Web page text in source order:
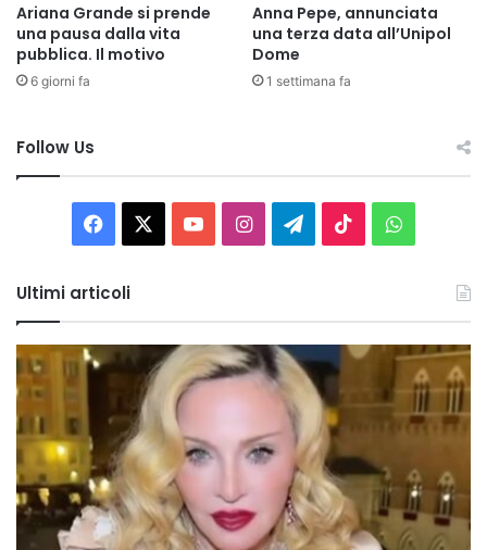
Ariana Grande si prende
una pausa dalla vita
pubblica. Il motivo
6 giorni fa
Anna Pepe, annunciata
una terza data all’Unipol
Dome
1 settimana fa
Follow Us
Facebook You InstagramTelegram
TikTok
Ultimi articoli